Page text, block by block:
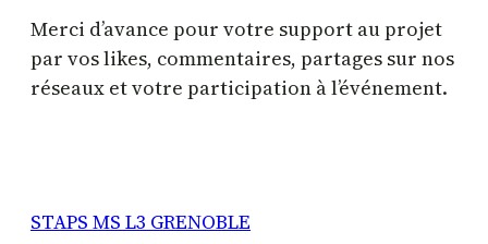
Merci d’avance pour votre support au projet
par vos likes, commentaires, partages sur nos
réseaux et votre participation à l’événement.
STAPS MS L3 GRENOBLE